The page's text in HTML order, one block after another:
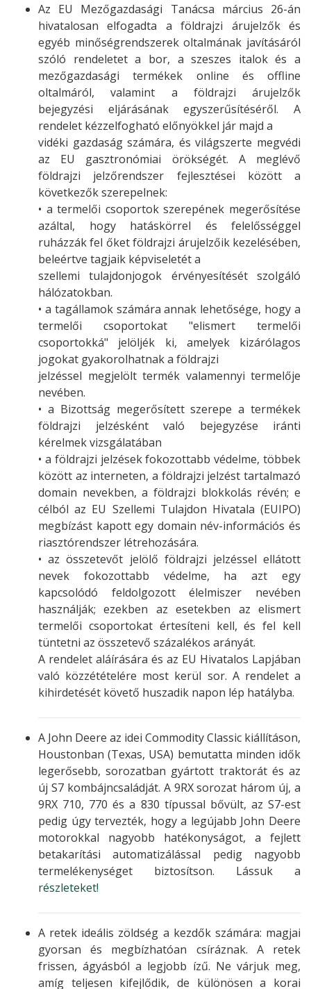
Az EU Mezőgazdasági Tanácsa március 26-án
hivatalosan elfogadta a földrajzi árujelzők és
egyéb minőségrendszerek oltalmának javításáról
szóló rendeletet a bor, a szeszes italok és a
mezőgazdasági termékek online és offline
oltalmáról, valamint a földrajzi árujelzők
bejegyzési eljárásának egyszerűsítéséről. A
rendelet kézzelfogható előnyökkel jár majd a
vidéki gazdaság számára, és világszerte megvédi
az EU gasztronómiai örökségét. A meglévő
földrajzi jelzőrendszer fejlesztései között a
következők szerepelnek:
• a termelői csoportok szerepének megerősítése
azáltal, hogy hatáskörrel és felelősséggel
ruházzák fel őket földrajzi árujelzőik kezelésében,
beleértve tagjaik képviseletét a
szellemi tulajdonjogok érvényesítését szolgáló
hálózatokban.
• a tagállamok számára annak lehetősége, hogy a
termelői csoportokat "elismert termelői
csoportokká" jelöljék ki, amelyek kizárólagos
jogokat gyakorolhatnak a földrajzi
jelzéssel megjelölt termék valamennyi termelője
nevében.
• a Bizottság megerősített szerepe a termékek
földrajzi jelzésként való bejegyzése iránti
kérelmek vizsgálatában
• a földrajzi jelzések fokozottabb védelme, többek
között az interneten, a földrajzi jelzést tartalmazó
domain nevekben, a földrajzi blokkolás révén; e
célból az EU Szellemi Tulajdon Hivatala (EUIPO)
megbízást kapott egy domain név-információs és
riasztórendszer létrehozására.
• az összetevőt jelölő földrajzi jelzéssel ellátott
nevek fokozottabb védelme, ha azt egy
kapcsolódó feldolgozott élelmiszer nevében
használják; ezekben az esetekben az elismert
termelői csoportokat értesíteni kell, és fel kell
tüntetni az összetevő százalékos arányát.
A rendelet aláírására és az EU Hivatalos Lapjában
való közzétételére most kerül sor. A rendelet a
kihirdetését követő huszadik napon lép hatályba.
A John Deere az idei Commodity Classic kiállításon,
Houstonban (Texas, USA) bemutatta minden idők
legerősebb, sorozatban gyártott traktorát és az
új S7 kombájncsaládját. A 9RX sorozat három új, a
9RX 710, 770 és a 830 típussal bővült, az S7-est
pedig úgy tervezték, hogy a legújabb John Deere
motorokkal nagyobb hatékonyságot, a fejlett
betakarítási automatizálással pedig nagyobb
termelékenységet biztosítson. Lássuk a
részleteket!
A retek ideális zöldség a kezdők számára: magjai
gyorsan és megbízhatóan csíráznak. A retek
frissen, ágyásból a legjobb ízű. Ne várjuk meg,
amíg teljesen kifejlődik, de különösen a korai